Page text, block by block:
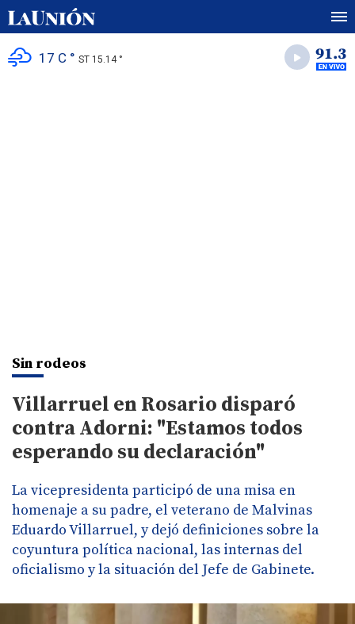
17 C ° ST 15.14 °
Sin rodeos
Villarruel en Rosario disparó
contra Adorni: "Estamos todos
esperando su declaración"
La vicepresidenta participó de una misa en
homenaje a su padre, el veterano de Malvinas
Eduardo Villarruel, y dejó definiciones sobre la
coyuntura política nacional, las internas del
oficialismo y la situación del Jefe de Gabinete.